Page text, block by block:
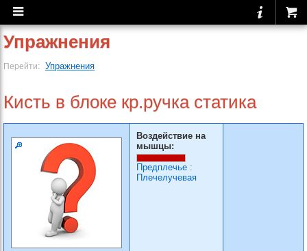
Упражнения
Перейти: Упражнения
Кисть в блоке кр.ручка статика
Воздействие на
мышцы:
Предплечье :
Плечелучевая